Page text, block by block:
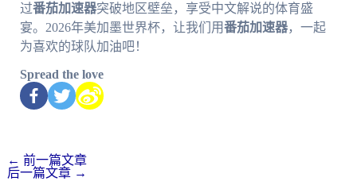
过番茄加速器突破地区壁垒，享受中文解说的体育盛
宴。2026年美加墨世界杯，让我们用番茄加速器，一起
为喜欢的球队加油吧！
Spread the love
← 前一篇文章
后一篇文章 →